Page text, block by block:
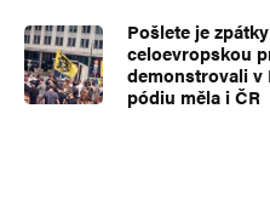
noha že… ani neumí
mezi BABIŠEM a třeba
alespoň mluví česky…
Pošlete je
celoevropskou
demonstrovali v
pódiu měla i ČR